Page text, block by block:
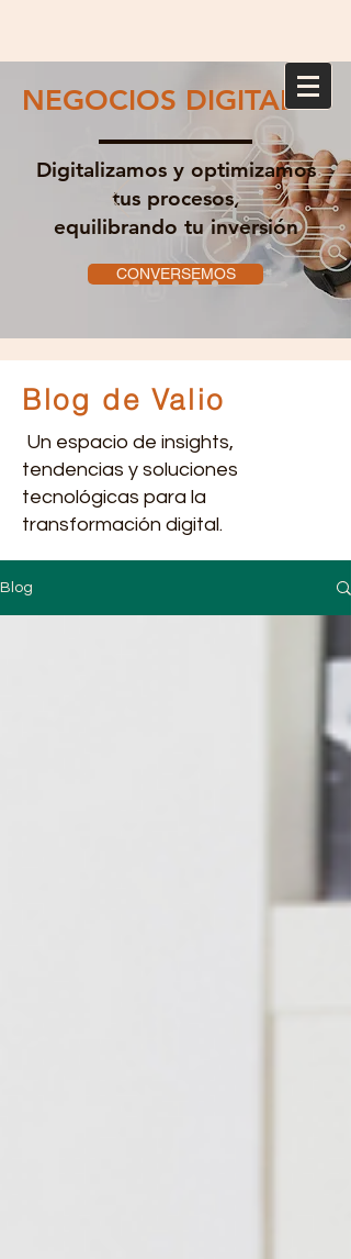
NEGOCIOS DIGITALES
Digitalizamos y optimizamos
tus procesos,
equilibrando tu inversión
CONVERSEMOS
Blog de Valio
Un espacio de insights,
tendencias y soluciones
tecnológicas para la
transformación digital.
Blog